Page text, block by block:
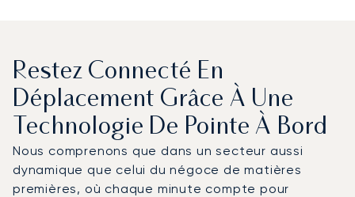
Restez Connecté En
Déplacement Grâce À Une
Technologie De Pointe À Bord
Nous comprenons que dans un secteur aussi
dynamique que celui du négoce de matières
premières, où chaque minute compte pour